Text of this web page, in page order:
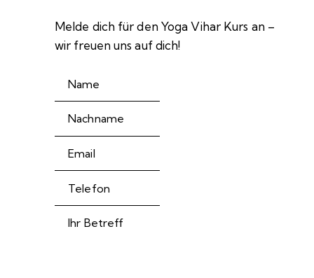
Melde dich für den Yoga Vihar Kurs an –
wir freuen uns auf dich!